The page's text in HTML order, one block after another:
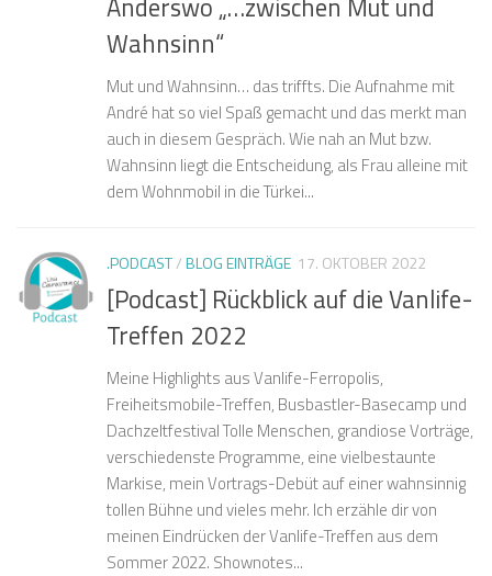
Anderswo „…zwischen Mut und
Wahnsinn“
Mut und Wahnsinn… das triffts. Die Aufnahme mit
André hat so viel Spaß gemacht und das merkt man
auch in diesem Gespräch. Wie nah an Mut bzw.
Wahnsinn liegt die Entscheidung, als Frau alleine mit
dem Wohnmobil in die Türkei...
.PODCAST/BLOG EINTRÄGE 17. OKTOBER 2022
[Podcast] Rückblick auf die Vanlife-
Treffen 2022
Meine Highlights aus Vanlife-Ferropolis,
Freiheitsmobile-Treffen, Busbastler-Basecamp und
Dachzeltfestival Tolle Menschen, grandiose Vorträge,
verschiedenste Programme, eine vielbestaunte
Markise, mein Vortrags-Debüt auf einer wahnsinnig
tollen Bühne und vieles mehr. Ich erzähle dir von
meinen Eindrücken der Vanlife-Treffen aus dem
Sommer 2022. Shownotes...